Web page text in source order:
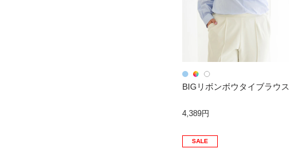
BIGリボンボウタイブラウス
4,389円
SALE